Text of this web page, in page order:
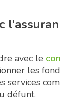
avec le
les
services
défunt.